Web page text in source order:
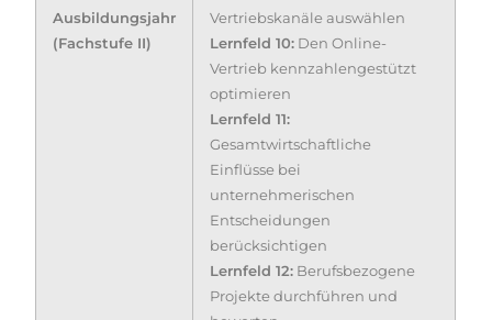
Ausbildungsjahr
(Fachstufe II)
Vertriebskanäle auswählen
Lernfeld 10: Den Online-
Vertrieb kennzahlengestützt
optimieren
Lernfeld 11:
Gesamtwirtschaftliche
Einflüsse bei
unternehmerischen
Entscheidungen
berücksichtigen
Lernfeld 12: Berufsbezogene
Projekte durchführen und